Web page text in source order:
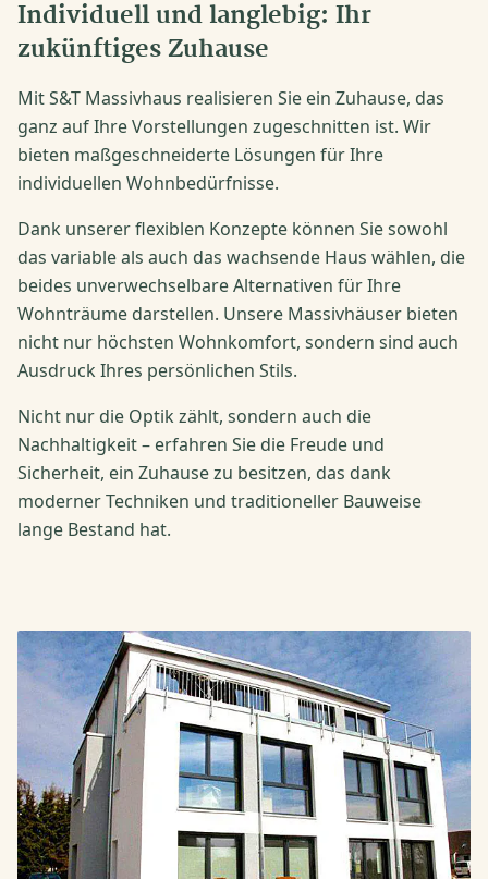
Individuell und langlebig: Ihr
zukünftiges Zuhause
Mit S&T Massivhaus realisieren Sie ein Zuhause, das
ganz auf Ihre Vorstellungen zugeschnitten ist. Wir
bieten maßgeschneiderte Lösungen für Ihre
individuellen Wohnbedürfnisse.
Dank unserer flexiblen Konzepte können Sie sowohl
das variable als auch das wachsende Haus wählen, die
beides unverwechselbare Alternativen für Ihre
Wohnträume darstellen. Unsere Massivhäuser bieten
nicht nur höchsten Wohnkomfort, sondern sind auch
Ausdruck Ihres persönlichen Stils.
Nicht nur die Optik zählt, sondern auch die
Nachhaltigkeit – erfahren Sie die Freude und
Sicherheit, ein Zuhause zu besitzen, das dank
moderner Techniken und traditioneller Bauweise
lange Bestand hat.